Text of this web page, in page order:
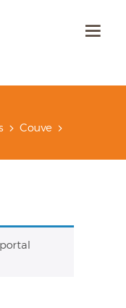
Couve